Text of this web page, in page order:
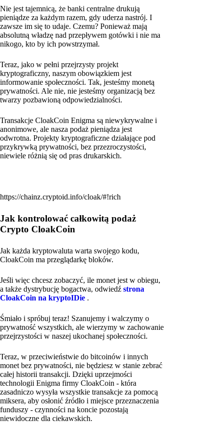
Nie jest tajemnicą, że banki centralne drukują
pieniądze za każdym razem, gdy uderza nastrój. I
zawsze im się to udaje. Czemu? Ponieważ mają
absolutną władzę nad przepływem gotówki i nie ma
nikogo, kto by ich powstrzymał.
Teraz, jako w pełni przejrzysty projekt
kryptograficzny, naszym obowiązkiem jest
informowanie społeczności. Tak, jesteśmy monetą
prywatności. Ale nie, nie jesteśmy organizacją bez
twarzy pozbawioną odpowiedzialności.
Transakcje CloakCoin Enigma są niewykrywalne i
anonimowe, ale nasza podaż pieniądza jest
odwrotna. Projekty kryptograficzne działające pod
przykrywką prywatności, bez przezroczystości,
niewiele różnią się od pras drukarskich.
https://chainz.cryptoid.info/cloak/#!rich
Jak kontrolować całkowitą podaż
Crypto CloakCoin
Jak każda kryptowaluta warta swojego kodu,
CloakCoin ma przeglądarkę bloków.
Jeśli więc chcesz zobaczyć, ile monet jest w obiegu,
a także dystrybucję bogactwa, odwiedź strona
CloakCoin na kryptoIDie .
Śmiało i spróbuj teraz! Szanujemy i walczymy o
prywatność wszystkich, ale wierzymy w zachowanie
przejrzystości w naszej ukochanej społeczności.
Teraz, w przeciwieństwie do bitcoinów i innych
monet bez prywatności, nie będziesz w stanie zebrać
całej historii transakcji. Dzięki uprzejmości
technologii Enigma firmy CloakCoin - która
zasadniczo wysyła wszystkie transakcje za pomocą
miksera, aby osłonić źródło i miejsce przeznaczenia
funduszy - czynności na koncie pozostają
niewidoczne dla ciekawskich.